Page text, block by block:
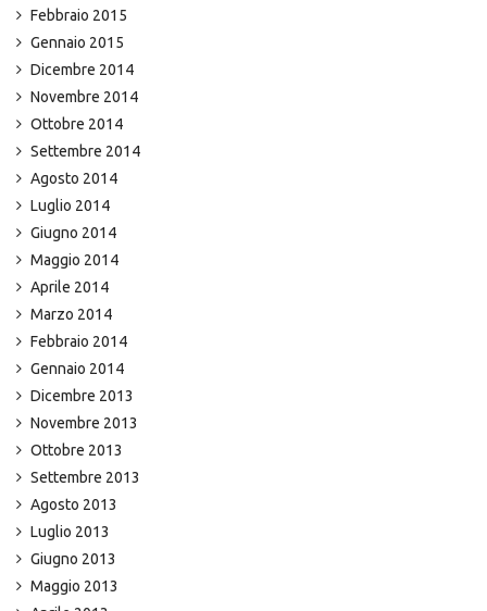
Febbraio 2015
Gennaio 2015
Dicembre 2014
Novembre 2014
Ottobre 2014
Settembre 2014
Agosto 2014
Luglio 2014
Giugno 2014
Maggio 2014
Aprile 2014
Marzo 2014
Febbraio 2014
Gennaio 2014
Dicembre 2013
Novembre 2013
Ottobre 2013
Settembre 2013
Agosto 2013
Luglio 2013
Giugno 2013
Maggio 2013